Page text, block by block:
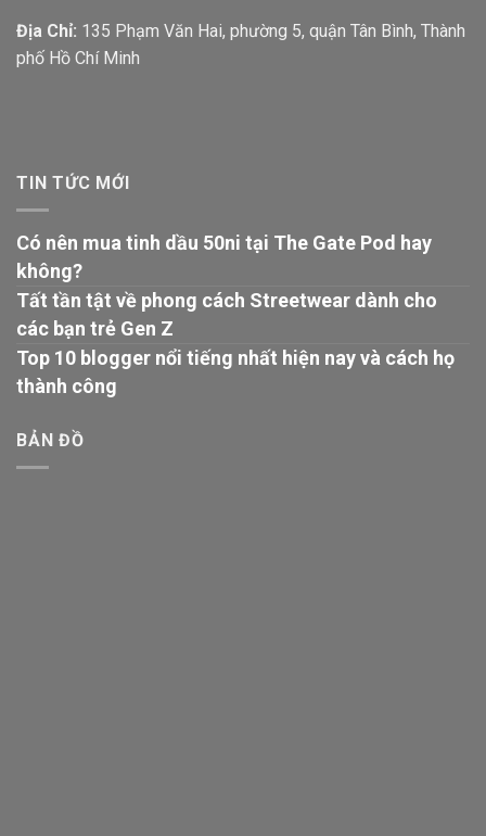
Địa Chỉ: 135 Phạm Văn Hai, phường 5, quận Tân Bình, Thành
phố Hồ Chí Minh
TIN TỨC MỚI
Có nên mua tinh dầu 50ni tại The Gate Pod hay
không?
Tất tần tật về phong cách Streetwear dành cho
các bạn trẻ Gen Z
Top 10 blogger nổi tiếng nhất hiện nay và cách họ
thành công
BẢN ĐỒ